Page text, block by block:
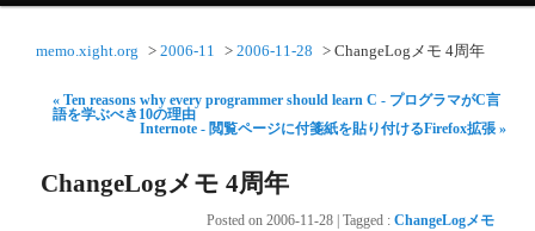
memo.xight.org 2006-11 2006-11-28 ChangeLogメモ 4周年
« Ten reasons why every programmer should learn C - プログラマがC言
語を学ぶべき10の理由
Internote - 閲覧ページに付箋紙を貼り付けるFirefox拡張 »
ChangeLogメモ 4周年
Posted on 2006-11-28 Tagged : ChangeLogメモ